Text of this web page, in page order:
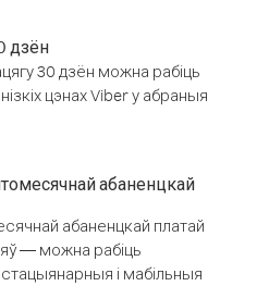
дзён
30 дзён можна рабіць
цэнах Viber у абраныя
абаненцкай
абаненцкай платай
— можна рабіць
і мабільныя